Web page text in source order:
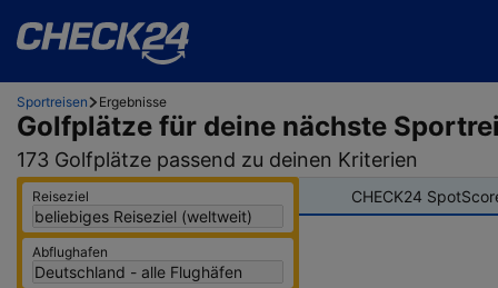
Sportreisen Ergebnisse
Golfplätze für deine nächste
173 Golfplätze passend zu deinen Kriterien
Reiseziel
Abflughafen
CHECK24